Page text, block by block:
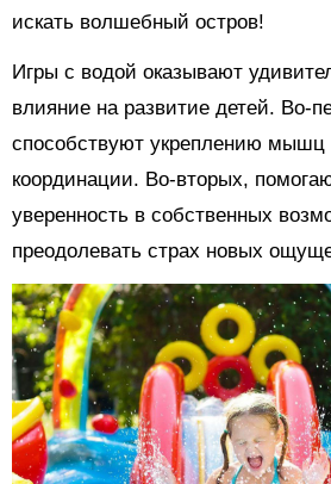
искать волшебный остров!
Игры с водой оказывают
влияние на развитие детей. Во-
способствуют укреплению мышц
координации. Во-вторых,
уверенность в собственных
преодолевать страх новых